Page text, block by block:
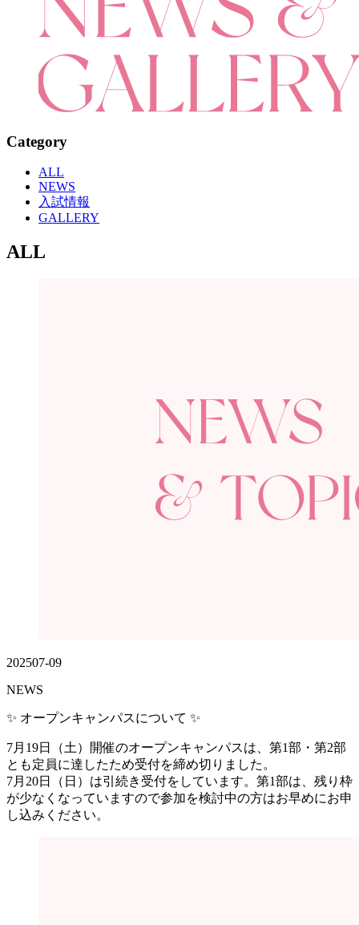
Category
ALL
NEWS
入試情報
GALLERY
ALL
202507-09
NEWS
✨ オープンキャンパスについて ✨
7月19日（土）開催のオープンキャンパスは、第1部・第2部
とも定員に達したため受付を締め切りました。
7月20日（日）は引続き受付をしています。第1部は、残り枠
が少なくなっていますので参加を検討中の方はお早めにお申
し込みください。